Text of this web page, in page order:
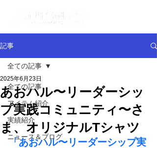
記事
全ての記事
アイテム紹介
実績紹介
ニュース＆ブログ
全ての記事
あおハル〜リーダーシッ
プ実践コミュニティ〜さ
ま、オリジナルTシャツ
2025年6月23日
「あおハル〜リーダーシップ実